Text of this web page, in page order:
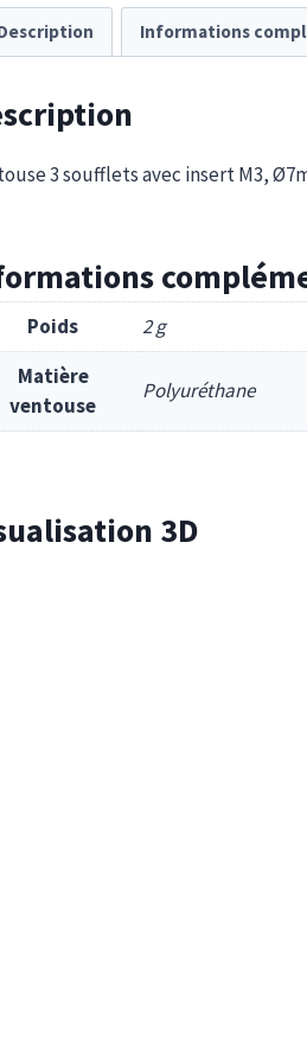
Informations
3 soufflets avec insert M3,
Poids
2 g
Matière
ventouse
Polyuréthane
3D